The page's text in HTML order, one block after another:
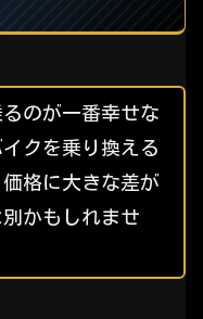
のが一番幸せな
クを乗り換える
格に大きな差が
かもしれませ